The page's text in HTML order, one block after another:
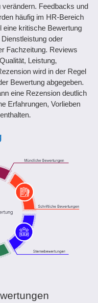
Feedbacks und
häufig im HR-Bereich
eine kritische Bewertung
oder
Fachzeitung. Reviews
Leistung,
wird in der Regel
Bewertung abgegeben.
eine Rezension deutlich
Erfahrungen, Vorlieben